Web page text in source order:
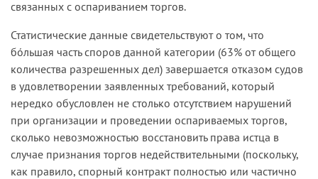
связанных с оспариванием торгов.
Статистические данные свидетельствуют о том, что
бóльшая часть споров данной категории (63% от общего
количества разрешенных дел) завершается отказом судов
в удовлетворении заявленных требований, который
нередко обусловлен не столько отсутствием нарушений
при организации и проведении оспариваемых торгов,
сколько невозможностью восстановить права истца в
случае признания торгов недействительными (поскольку,
как правило, спорный контракт полностью или частично